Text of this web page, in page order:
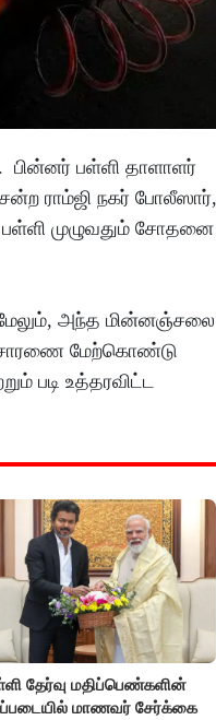
பின்னர் பள்ளி தாளாளர்
ராம்ஜி நகர் போலீஸார்,
பள்ளி முழுவதும் சோதனை
மேலும், அந்த மின்னஞ்சலை
மேற்கொண்டு
படி உத்தரவிட்ட
தேர்வு மதிப்பெண்களின்
மாணவர் சேர்க்கை